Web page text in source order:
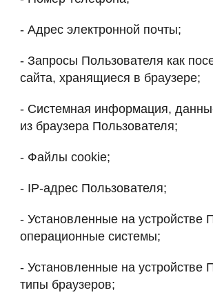
- Адрес электронной почты;
- Запросы Пользователя как
сайта, хранящиеся в браузере;
- Системная информация,
из браузера Пользователя;
- Файлы cookie;
- IP-адрес Пользователя;
- Установленные на устройстве
операционные системы;
- Установленные на устройстве
типы браузеров;